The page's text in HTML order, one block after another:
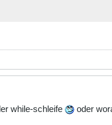
while-schleife oder